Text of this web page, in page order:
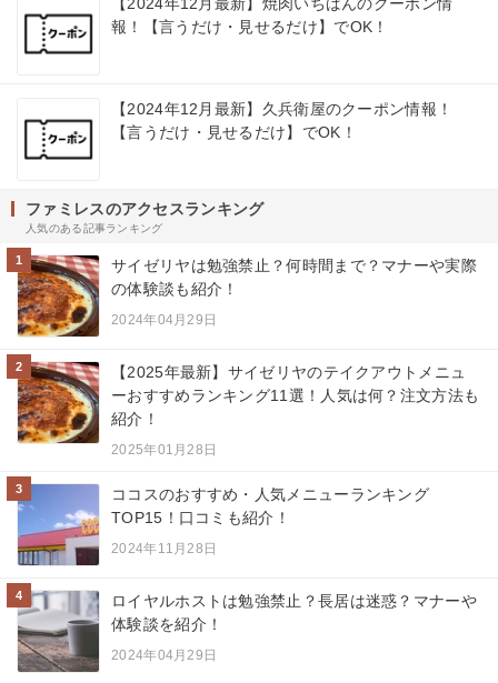
報！【言うだけ・見せるだけ】でOK！
【2024年12月最新】久兵衛屋のクーポン情報！
【言うだけ・見せるだけ】でOK！
ファミレスのアクセスランキング
人気のある記事ランキング
1
サイゼリヤは勉強禁止？何時間まで？マナーや実際
の体験談も紹介！
2024年04月29日
2
【2025年最新】サイゼリヤのテイクアウトメニュ
ーおすすめランキング11選！人気は何？注文方法も
紹介！
2025年01月28日
3
ココスのおすすめ・人気メニューランキング
TOP15！口コミも紹介！
2024年11月28日
4
ロイヤルホストは勉強禁止？長居は迷惑？マナーや
体験談を紹介！
2024年04月29日